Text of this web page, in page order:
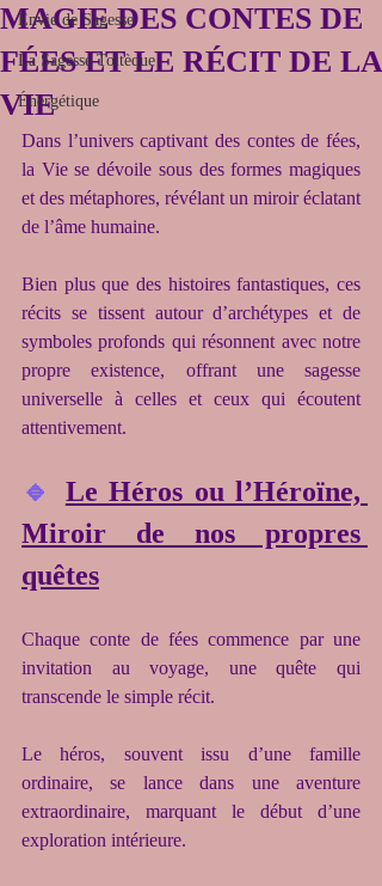
Envie de Sagesse
La Sagesse Toltèque
Énergétique
MAGIE DES CONTES DE
FÉES ET LE RÉCIT DE LA
VIE
Dans l’univers captivant des contes de fées,
la Vie se dévoile sous des formes magiques
et des métaphores, révélant un miroir éclatant
de l’âme humaine.
Bien plus que des histoires fantastiques, ces
récits se tissent autour d’archétypes et de
symboles profonds qui résonnent avec notre
propre existence, offrant une sagesse
universelle à celles et ceux qui écoutent
attentivement.
🔹 Le Héros ou l’Héroïne,
Miroir de nos propres
quêtes
Chaque conte de fées commence par une
invitation au voyage, une quête qui
transcende le simple récit.
Le héros, souvent issu d’une famille
ordinaire, se lance dans une aventure
extraordinaire, marquant le début d’une
exploration intérieure.